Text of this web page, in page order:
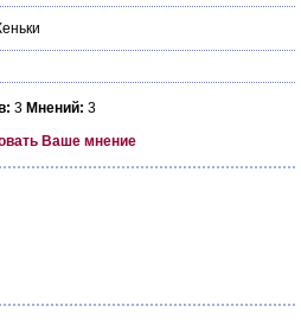
3 Мнений: 3
Ваше мнение